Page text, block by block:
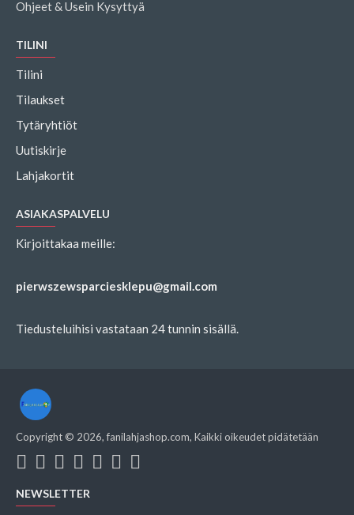
Ohjeet & Usein Kysyttyä
TILINI
Tilini
Tilaukset
Tytäryhtiöt
Uutiskirje
Lahjakortit
ASIAKASPALVELU
Kirjoittakaa meille:
pierwszewsparciesklepu@gmail.com
Tiedusteluihisi vastataan 24 tunnin sisällä.
Copyright © 2026, fanilahjashop.com, Kaikki oikeudet pidätetään
NEWSLETTER